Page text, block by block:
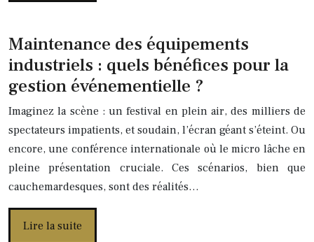
Maintenance des équipements
industriels : quels bénéfices pour la
gestion événementielle ?
Imaginez la scène : un festival en plein air, des milliers de
spectateurs impatients, et soudain, l’écran géant s’éteint. Ou
encore, une conférence internationale où le micro lâche en
pleine présentation cruciale. Ces scénarios, bien que
cauchemardesques, sont des réalités…
Lire la suite